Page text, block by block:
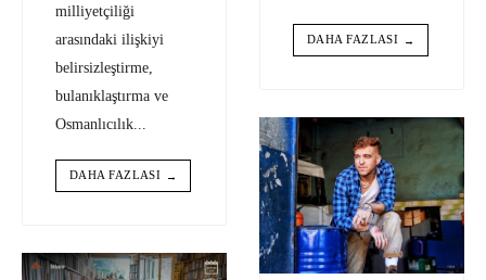
milliyetçiliği
arasındaki ilişkiyi
belirsizleştirme,
bulanıklaştırma ve
Osmanlıcılık
DAHA FAZLASI →
DAHA FAZLASI →